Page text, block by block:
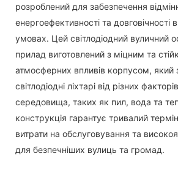
розроблений для забезпечення
енергоефективності та довговічності
умовах. Цей світлодіодний вуличний
прилад виготовлений з міцним та
атмосферних впливів корпусом, який
світлодіодні ліхтарі від різних
середовища, таких як пил, вода та
конструкція гарантує тривалий
витрати на обслуговування та
для безпечніших вулиць та громад.